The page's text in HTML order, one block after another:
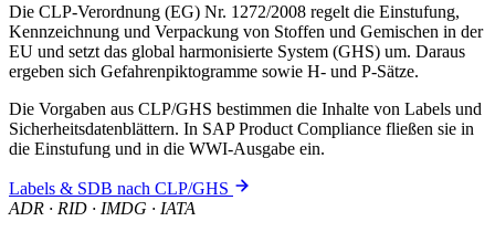
Die CLP-Verordnung (EG) Nr. 1272/2008 regelt die Einstufung,
Kennzeichnung und Verpackung von Stoffen und Gemischen in der
EU und setzt das global harmonisierte System (GHS) um. Daraus
ergeben sich Gefahrenpiktogramme sowie H- und P-Sätze.
Die Vorgaben aus CLP/GHS bestimmen die Inhalte von Labels und
Sicherheitsdatenblättern. In SAP Product Compliance fließen sie in
die Einstufung und in die WWI-Ausgabe ein.
Labels & SDB nach CLP/GHS
ADR · RID · IMDG · IATA